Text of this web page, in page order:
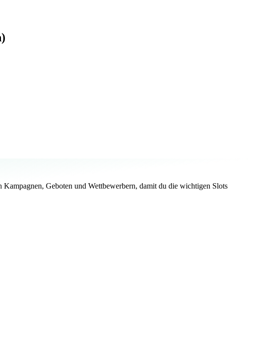
Geboten und Wettbewerbern, damit du die wichtigen Slots